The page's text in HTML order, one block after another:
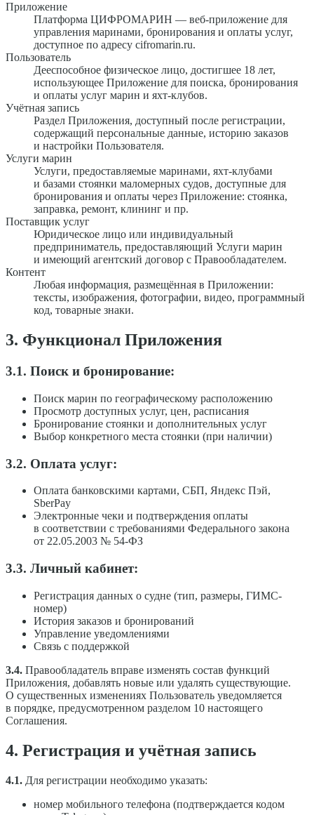
Приложение
Платформа ЦИФРОМАРИН — веб-приложение для
управления маринами, бронирования и оплаты услуг,
доступное по адресу cifromarin.ru.
Пользователь
Дееспособное физическое лицо, достигшее 18 лет,
использующее Приложение для поиска, бронирования
и оплаты услуг марин и яхт-клубов.
Учётная запись
Раздел Приложения, доступный после регистрации,
содержащий персональные данные, историю заказов
и настройки Пользователя.
Услуги марин
Услуги, предоставляемые маринами, яхт-клубами
и базами стоянки маломерных судов, доступные для
бронирования и оплаты через Приложение: стоянка,
заправка, ремонт, клининг и пр.
Поставщик услуг
Юридическое лицо или индивидуальный
предприниматель, предоставляющий Услуги марин
и имеющий агентский договор с Правообладателем.
Контент
Любая информация, размещённая в Приложении:
тексты, изображения, фотографии, видео, программный
код, товарные знаки.
3. Функционал Приложения
3.1. Поиск и бронирование:
Поиск марин по географическому расположению
Просмотр доступных услуг, цен, расписания
Бронирование стоянки и дополнительных услуг
Выбор конкретного места стоянки (при наличии)
3.2. Оплата услуг:
Оплата банковскими картами, СБП, Яндекс Пэй,
SberPay
Электронные чеки и подтверждения оплаты
в соответствии с требованиями Федерального закона
от 22.05.2003 № 54-ФЗ
3.3. Личный кабинет:
Регистрация данных о судне (тип, размеры, ГИМС-
номер)
История заказов и бронирований
Управление уведомлениями
Связь с поддержкой
3.4. Правообладатель вправе изменять состав функций
Приложения, добавлять новые или удалять существующие.
О существенных изменениях Пользователь уведомляется
в порядке, предусмотренном разделом 10 настоящего
Соглашения.
4. Регистрация и учётная запись
4.1. Для регистрации необходимо указать:
номер мобильного телефона (подтверждается кодом